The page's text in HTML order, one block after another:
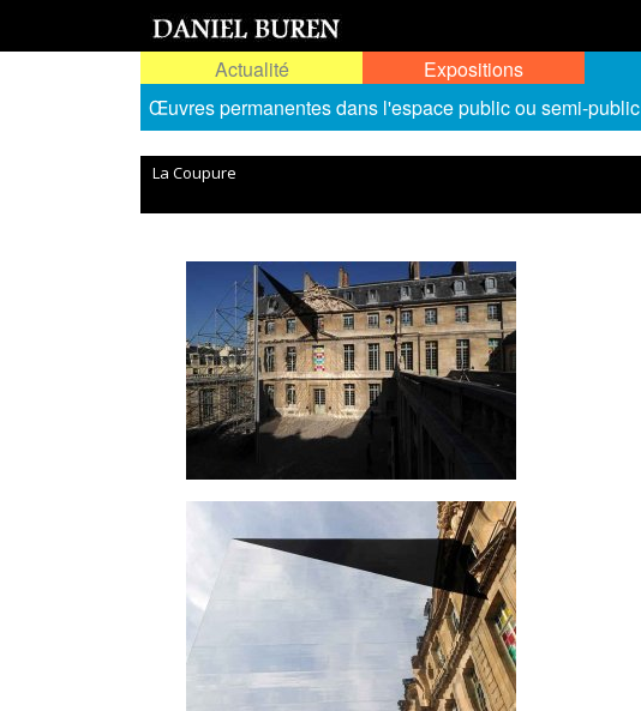
Actualité Expositions
Œuvres permanentes dans l'espace public ou semi-public
La Coupure